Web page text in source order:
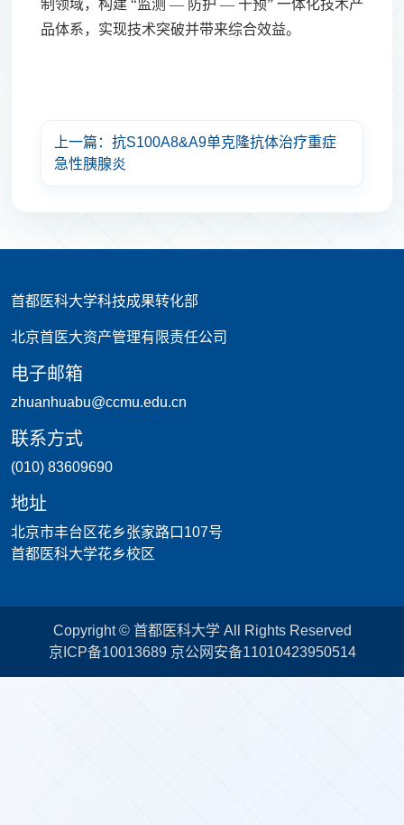
制领域，构建 “监测 — 防护 — 干预” 一体化技术产
品体系，实现技术突破并带来综合效益。
上一篇：抗S100A8&A9单克隆抗体治疗重症
急性胰腺炎
首都医科大学科技成果转化部
北京首医大资产管理有限责任公司
电子邮箱
zhuanhuabu@ccmu.edu.cn
联系方式
(010) 83609690
地址
北京市丰台区花乡张家路口107号
首都医科大学花乡校区
Copyright © 首都医科大学 All Rights Reserved
京ICP备10013689 京公网安备11010423950514